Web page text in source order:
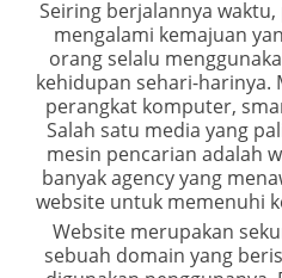
Seiring berjalannya
mengalami kemajuan
orang selalu
kehidupan sehari-harinya.
perangkat komputer,
Salah satu media yang
mesin pencarian adalah
banyak agency yang
website untuk memenuhi
Website merupakan
sebuah domain yang